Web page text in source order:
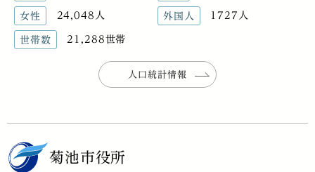
女性 24,048人 外国人 1727人
世帯数 21,288世帯
人口統計情報
菊池市役所